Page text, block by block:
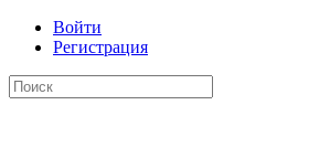
Войти
Регистрация